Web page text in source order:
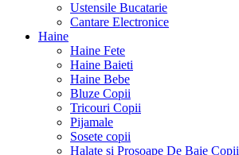
Ustensile Bucatarie
Cantare Electronice
Haine
Haine Fete
Haine Baieti
Haine Bebe
Bluze Copii
Tricouri Copii
Pijamale
Sosete copii
Halate si Prosoape De Baie Copii